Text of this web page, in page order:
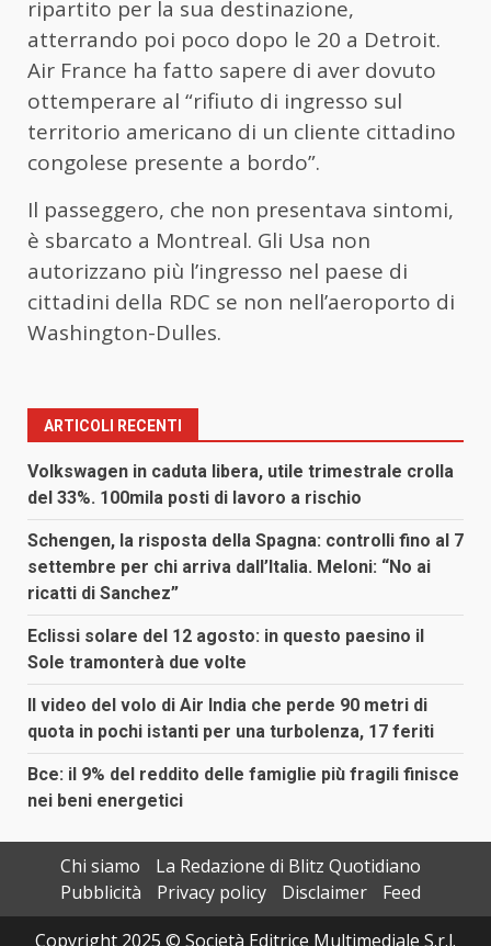
ripartito per la sua destinazione,
atterrando poi poco dopo le 20 a Detroit.
Air France ha fatto sapere di aver dovuto
ottemperare al “rifiuto di ingresso sul
territorio americano di un cliente cittadino
congolese presente a bordo”.
Il passeggero, che non presentava sintomi,
è sbarcato a Montreal. Gli Usa non
autorizzano più l’ingresso nel paese di
cittadini della RDC se non nell’aeroporto di
Washington-Dulles.
ARTICOLI RECENTI
Volkswagen in caduta libera, utile trimestrale crolla
del 33%. 100mila posti di lavoro a rischio
Schengen, la risposta della Spagna: controlli fino al 7
settembre per chi arriva dall’Italia. Meloni: “No ai
ricatti di Sanchez”
Eclissi solare del 12 agosto: in questo paesino il
Sole tramonterà due volte
Il video del volo di Air India che perde 90 metri di
quota in pochi istanti per una turbolenza, 17 feriti
Bce: il 9% del reddito delle famiglie più fragili finisce
nei beni energetici
Chi siamo
La Redazione di Blitz Quotidiano
Pubblicità
Privacy policy Disclaimer
Feed
Copyright 2025 © Società Editrice Multimediale S.r.l.